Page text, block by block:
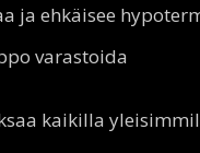
ja ehkäisee
varastoida
kaikilla